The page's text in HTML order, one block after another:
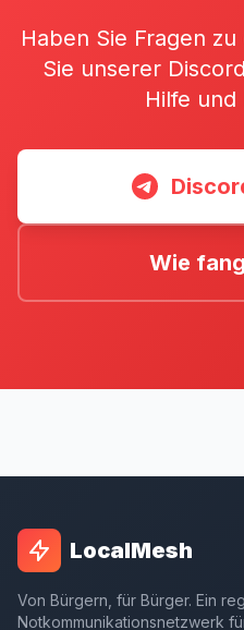
Haben Sie Fragen
Sie unserer
Hilfe und
Wie
LocalMesh
Von Bürgern, für Bürger. Ein
Notkommunikationsnetzwerk